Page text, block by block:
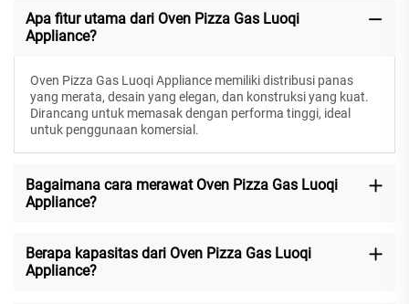
Apa fitur utama dari Oven Pizza Gas Luoqi
Appliance?
Oven Pizza Gas Luoqi Appliance memiliki distribusi panas
yang merata, desain yang elegan, dan konstruksi yang kuat.
Dirancang untuk memasak dengan performa tinggi, ideal
untuk penggunaan komersial.
Bagaimana cara merawat Oven Pizza Gas Luoqi
Appliance?
Berapa kapasitas dari Oven Pizza Gas Luoqi
Appliance?